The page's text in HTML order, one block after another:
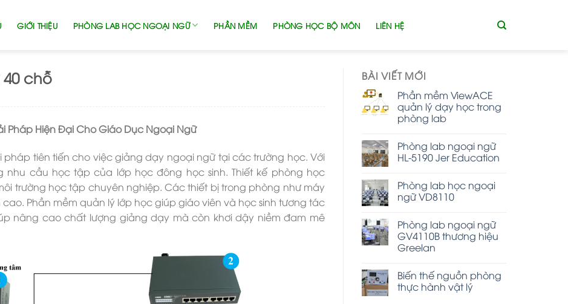
GIỚI THIỆU PHÒNG LAB HỌC NGOẠI NGỮ PHẦN MỀM PHÒNG HỌC BỘ MÔN LIÊN HỆ
chỗ
Pháp Hiện Đại Cho Giáo Dục Ngoại Ngữ
tiên tiến cho việc giảng dạy ngoại ngữ tại các trường học. Với
cầu học tập của lớp học đông học sinh. Thiết kế phòng học
trường học tập chuyên nghiệp. Các thiết bị trong phòng như máy
Phần mềm quản lý lớp học giúp giáo viên và học sinh tương tác
nâng cao chất lượng giảng dạy mà còn khơi dậy niềm đam mê
BÀI VIẾT MỚI
Phần mềm ViewACE
quản lý dạy học trong
phòng lab
Phòng lab ngoại ngữ
HL-5190 Jer Education
Phòng lab học ngoại
ngữ VD8110
Phòng lab ngoại ngữ
GV4110B thương hiệu
Greelan
Biến thế nguồn phòng
thực hành vật lý